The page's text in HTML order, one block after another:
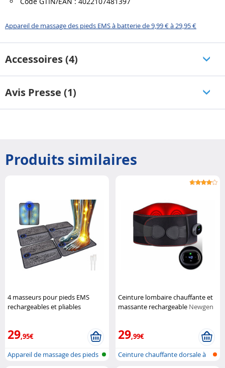
Appareil de massage des pieds EMS à batterie de 9,99 € à 29,95 €
Accessoires (4)
Avis Presse (1)
Produits similaires
4 masseurs pour pieds EMS
rechargeables et pliables
29,95€
Appareil de massage des pieds
Ceinture lombaire chauffante et
massante rechargeable Newgen
29,99€
Ceinture chauffante dorsale à